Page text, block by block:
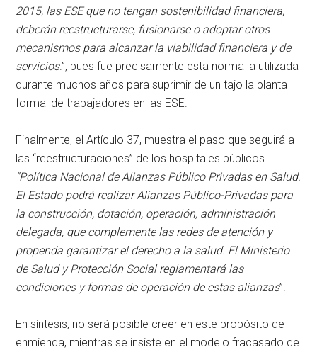
2015, las ESE que no tengan sostenibilidad financiera,
deberán reestructurarse, fusionarse o adoptar otros
mecanismos para alcanzar la viabilidad financiera y de
servicios.”, pues fue precisamente esta norma la utilizada
durante muchos años para suprimir de un tajo la planta
formal de trabajadores en las ESE.
Finalmente, el Artículo 37, muestra el paso que seguirá a
las “reestructuraciones” de los hospitales públicos.
“Política Nacional de Alianzas Público Privadas en Salud.
El Estado podrá realizar Alianzas Público-Privadas para
la construcción, dotación, operación, administración
delegada, que complemente las redes de atención y
propenda garantizar el derecho a la salud. El Ministerio
de Salud y Protección Social reglamentará las
condiciones y formas de operación de estas alianzas”.
En síntesis, no será posible creer en este propósito de
enmienda, mientras se insiste en el modelo fracasado de